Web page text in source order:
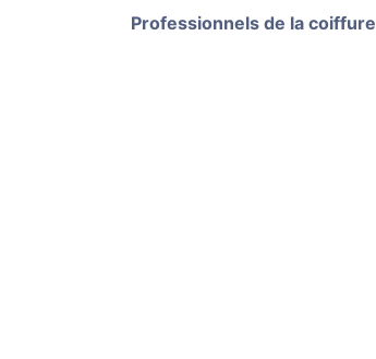
Professionnels de la coiffure